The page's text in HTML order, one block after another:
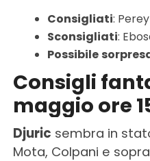
Consigliati:
Sconsigliati:
Possibile
Consigli
maggio ore
Djuric sembra in
Mota, Colpani e